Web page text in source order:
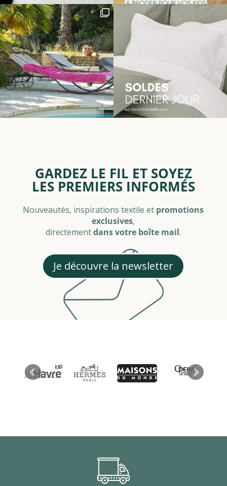
GARDEZ LE FIL ET SOYEZ
LES PREMIERS INFORMÉS
Nouveautés, inspirations textile et promotions
exclusives,
directementdans votre boîte mail.
Je découvre la newsletter